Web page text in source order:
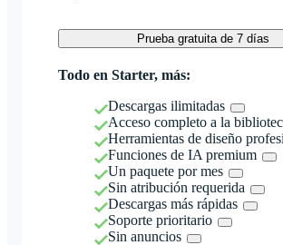
Prueba gratuita de 7 días
Todo en Starter, más:
Descargas ilimitadas
Acceso completo a la
Herramientas de diseño
Funciones de IA premium
Un paquete por mes
Sin atribución requerida
Descargas más rápidas
Soporte prioritario
Sin anuncios